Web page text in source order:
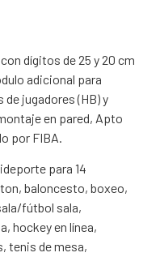
dígitos de 25 y 20 cm
adicional para
jugadores (HB) y
en pared, Apto
por FIBA.
para 14
baloncesto, boxeo,
fútbol sala,
hockey en línea,
tenis de mesa,